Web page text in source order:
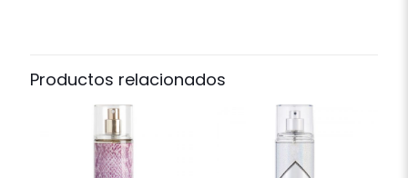
Productos relacionados